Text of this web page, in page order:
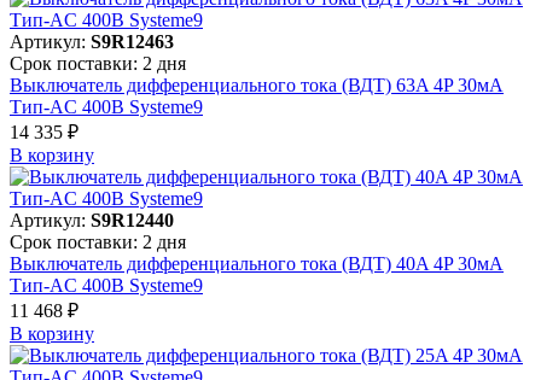
Артикул: S9R12463
Срок поставки: 2 дня
Выключатель дифференциального тока (ВДТ) 63A 4P 30мА
Тип-AC 400В Systeme9
14 335 ₽
В корзинy
Артикул: S9R12440
Срок поставки: 2 дня
Выключатель дифференциального тока (ВДТ) 40A 4P 30мА
Тип-AC 400В Systeme9
11 468 ₽
В корзинy